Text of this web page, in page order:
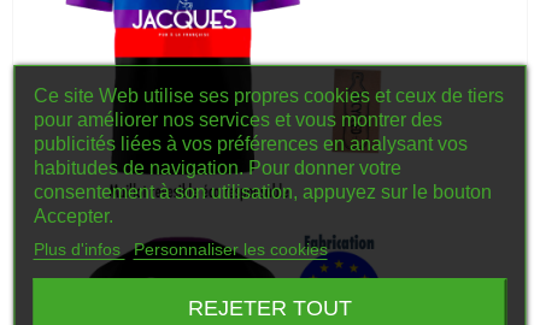
Ce site Web utilise ses propres cookies et ceux de tiers
pour améliorer nos services et vous montrer des
publicités liées à vos préférences en analysant vos
habitudes de navigation. Pour donner votre
consentement à son utilisation, appuyez sur le bouton
Accepter.
Plus d'infos Personnaliser les cookies
REJETER TOUT